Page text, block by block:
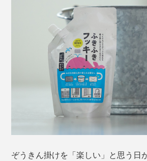
ぞうきん掛けを「楽しい」と思う日